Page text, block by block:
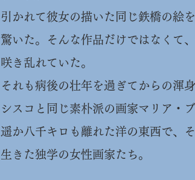
引かれて彼女の描いた同じ鉄橋の絵
驚いた。そんな作品だけではなくて
咲き乱れていた。
それも病後の壮年を過ぎてからの渾身
シスコと同じ素朴派の画家マリア・
遥か八千キロも離れた洋の東西で、
生きた独学の女性画家たち。